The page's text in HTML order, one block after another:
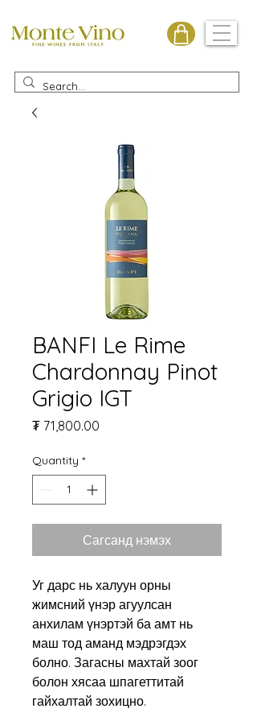
Monte Vino
BANFI Le Rime
Chardonnay Pinot
Grigio IGT
₮ 71,800.00
Quantity *
Сагсанд нэмэх
Уг дарс нь халуун орны
жимсний үнэр агуулсан
анхилам үнэртэй ба амт нь
маш тод аманд мэдрэгдэх
болно. Загасны махтай зоог
болон хясаа шпагеттитай
гайхалтай зохицно.